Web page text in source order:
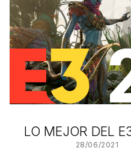
LO MEJOR DEL
28/06/2021